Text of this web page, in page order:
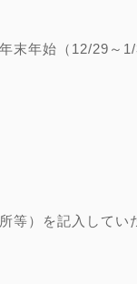
末年始（12/29～1/
等）を記入してい